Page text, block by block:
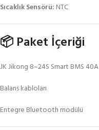
Sıcaklık Sensörü: NTC
📦 Paket İçeriği
JK Jikong 8–24S Smart BMS 40A
Balans kabloları
Entegre Bluetooth modülü